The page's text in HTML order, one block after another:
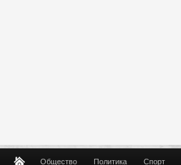
Общество Политика Спорт